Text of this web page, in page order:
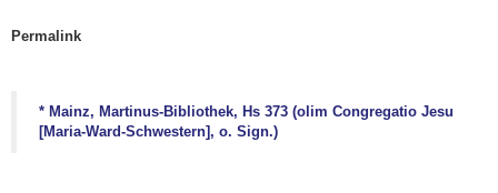
Permalink
* Mainz, Martinus-Bibliothek, Hs 373 (olim Congregatio Jesu
[Maria-Ward-Schwestern], o. Sign.)